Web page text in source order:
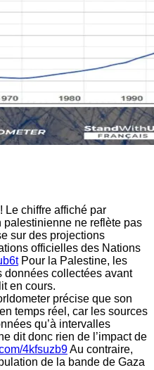
Le chiffre affiché par
ne reflète pas
sur des projections
officielles des Nations
Pour la Palestine, les
données collectées avant
en cours.
précise que son
temps réel, car les sources
qu’à intervalles
dit donc rien de l’impact de
4kfsuzb9Au contraire,
de la bande de Gaza